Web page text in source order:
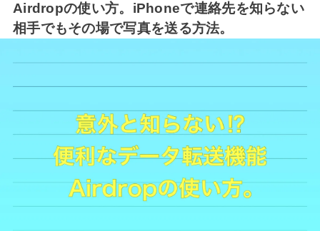
Airdropの使い方。iPhoneで連絡先を知らない
相手でもその場で写真を送る方法。